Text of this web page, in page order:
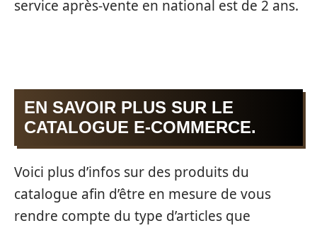
service après-vente en national est de 2 ans.
EN SAVOIR PLUS SUR LE
CATALOGUE E-COMMERCE.
Voici plus d’infos sur des produits du
catalogue afin d’être en mesure de vous
rendre compte du type d’articles que